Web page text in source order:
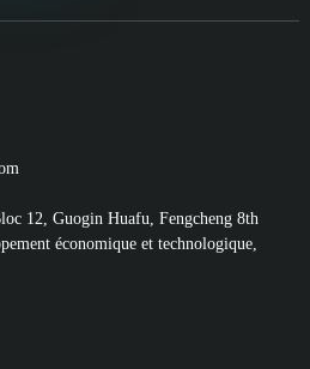
12, Guogin Huafu, Fengcheng 8th
économique et technologique,